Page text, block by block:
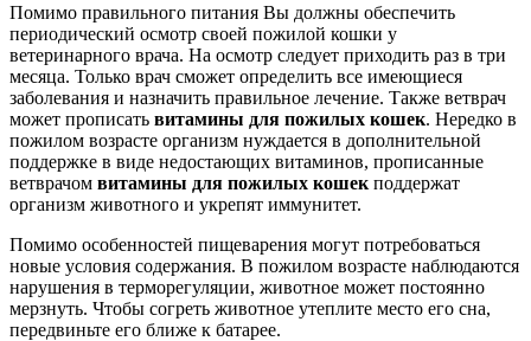
Помимо правильного питания Вы должны обеспечить
периодический осмотр своей пожилой кошки у
ветеринарного врача. На осмотр следует приходить раз в три
месяца. Только врач сможет определить все имеющиеся
заболевания и назначить правильное лечение. Также ветврач
может прописать витамины для пожилых кошек. Нередко в
пожилом возрасте организм нуждается в дополнительной
поддержке в виде недостающих витаминов, прописанные
ветврачом витамины для пожилых кошек поддержат
организм животного и укрепят иммунитет.
Помимо особенностей пищеварения могут потребоваться
новые условия содержания. В пожилом возрасте наблюдаются
нарушения в терморегуляции, животное может постоянно
мерзнуть. Чтобы согреть животное утеплите место его сна,
передвиньте его ближе к батарее.